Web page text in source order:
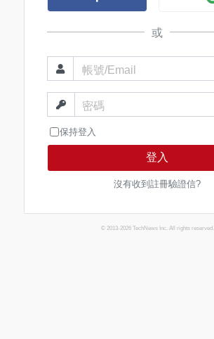
或
帳號/Email
密碼
保持登入
登入
沒有收到註冊驗證信?
© 2013-2026 TechNews Inc. All rights reserved.